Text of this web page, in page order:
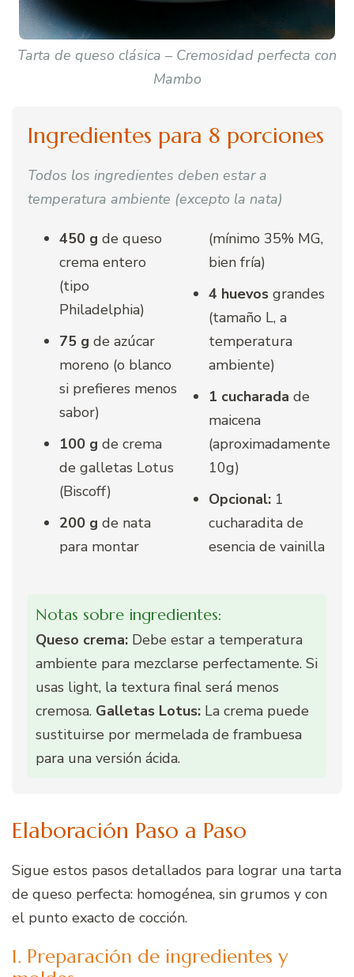
Tarta de queso clásica – Cremosidad perfecta con
Mambo
Ingredientes para 8 porciones
Todos los ingredientes deben estar a
temperatura ambiente (excepto la nata)
450 g de queso
crema entero
(tipo
Philadelphia)
75 g de azúcar
moreno (o blanco
si prefieres menos
sabor)
100 g de crema
de galletas Lotus
(Biscoff)
200 g de nata
para montar
(mínimo 35% MG,
bien fría)
4 huevos grandes
(tamaño L, a
temperatura
ambiente)
1 cucharada de
maicena
(aproximadamente
10g)
Opcional: 1
cucharadita de
esencia de vainilla
Notas sobre ingredientes:
Queso crema: Debe estar a temperatura
ambiente para mezclarse perfectamente. Si
usas light, la textura final será menos
cremosa. Galletas Lotus: La crema puede
sustituirse por mermelada de frambuesa
para una versión ácida.
Elaboración Paso a Paso
Sigue estos pasos detallados para lograr una tarta
de queso perfecta: homogénea, sin grumos y con
el punto exacto de cocción.
1. Preparación de ingredientes y